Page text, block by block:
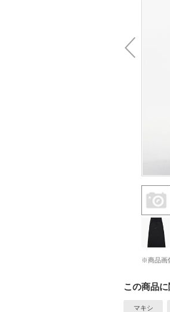
※商品画
この商品
マキシ